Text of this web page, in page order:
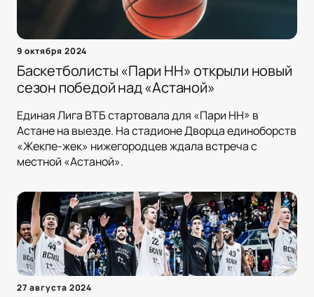
9 октября 2024
Баскетболисты «Пари НН» открыли новый
сезон победой над «Астаной»
Единая Лига ВТБ стартовала для «Пари НН» в
Астане на выезде. На стадионе Дворца единоборств
«Жекпе-жек» нижегородцев ждала встреча с
местной «Астаной».
27 августа 2024